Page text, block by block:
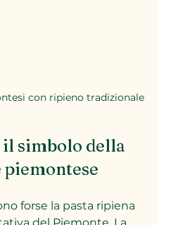
con ripieno tradizionale
simbolo della
forse la pasta ripiena